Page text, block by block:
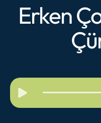
Erken